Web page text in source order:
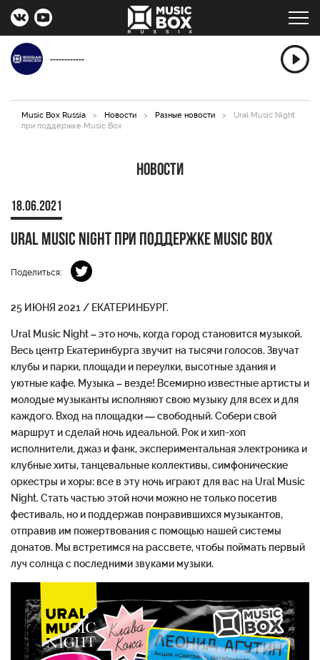
------------
Music Box Russia > Новости > Разные новости >
Ural Music Night
при поддержке Music Box
Новости
18.06.2021
Ural Music Night при поддержке Music Box
Поделиться:
25 ИЮНЯ 2021 / ЕКАТЕРИНБУРГ.
Ural Music Night – это ночь, когда город становится музыкой.
Весь центр Екатеринбурга звучит на тысячи голосов. Звучат
клубы и парки, площади и переулки, высотные здания и
уютные кафе. Музыка – везде! Всемирно известные артисты и
молодые музыканты исполняют свою музыку для всех и для
каждого. Вход на площадки — свободный. Собери свой
маршрут и сделай ночь идеальной. Рок и хип-хоп
исполнители, джаз и фанк, экспериментальная электроника и
клубные хиты, танцевальные коллективы, симфонические
оркестры и хоры: все в эту ночь играют для вас на Ural Music
Night. Стать частью этой ночи можно не только посетив
фестиваль, но и поддержав понравившихся музыкантов,
отправив им пожертвования с помощью нашей системы
донатов. Мы встретимся на рассвете, чтобы поймать первый
луч солнца с последними звуками музыки.